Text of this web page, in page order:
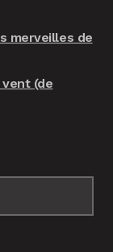
merveilles de
(de